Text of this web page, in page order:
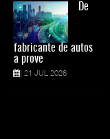
De
fabricante de autos
a prove
21 JUL 2026